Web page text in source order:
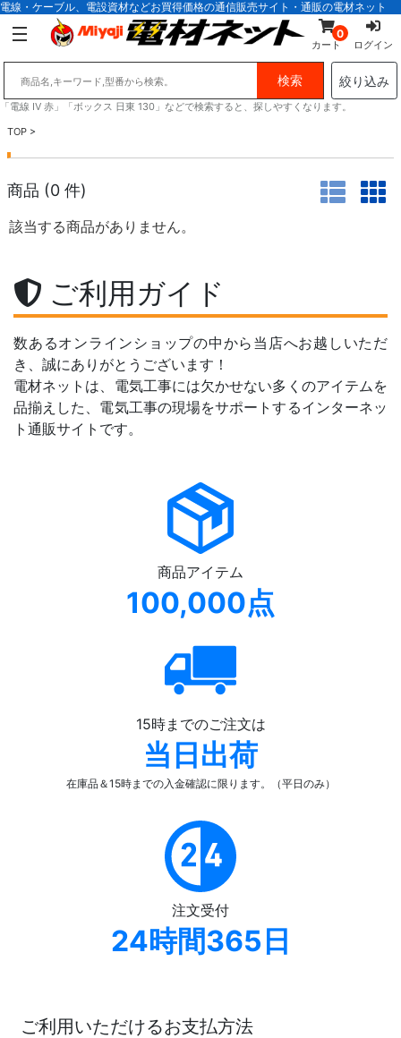
電線・ケーブル、電設資材などお買得価格の通信販売サイト・通販の電材ネット
0
カート ログイン
絞り込み
「電線 IV 赤」「ボックス 日東 130」などで検索すると、探しやすくなります。
TOP >
商品 (0 件)
該当する商品がありません。
ご利用ガイド
数あるオンラインショップの中から当店へお越しいただ
き、誠にありがとうございます！
電材ネットは、電気工事には欠かせない多くのアイテムを
品揃えした、電気工事の現場をサポートするインターネッ
ト通販サイトです。
商品アイテム
100,000点
15時までのご注文は
当日出荷
在庫品＆15時までの入金確認に限ります。（平日のみ）
注文受付
24時間365日
ご利用いただけるお支払方法